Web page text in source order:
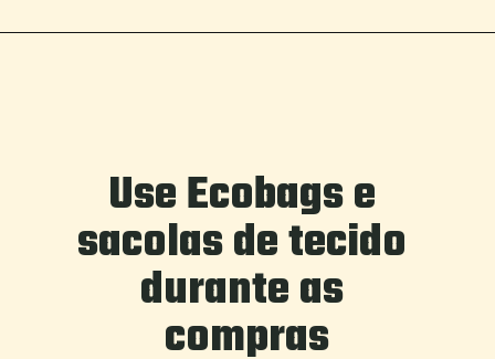
Use Ecobags e
sacolas de tecido
durante as
compras